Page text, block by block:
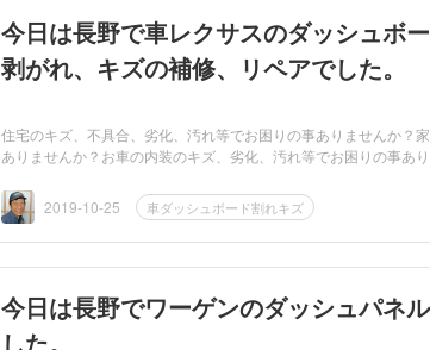
今日は長野で車レクサスのダッシュボ
剥がれ、キズの補修、リペアでした。
住宅のキズ、不具合、劣化、汚れ等でお困りの事ありませんか？
ありませんか？お車の内装のキズ、劣化、汚れ等でお困りの事あ
2019-10-25
車ダッシュボード割れキズ
今日は長野でワーゲンのダッシュパネ
した。